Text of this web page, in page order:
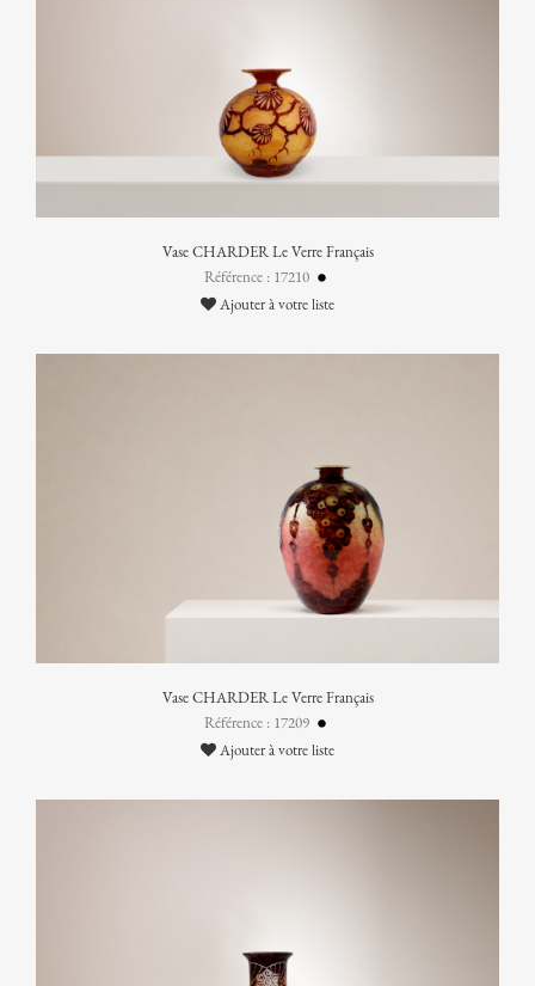
Vase CHARDER Le Verre Français
Référence : 17210
Ajouter à votre liste
Vase CHARDER Le Verre Français
Référence : 17209
Ajouter à votre liste